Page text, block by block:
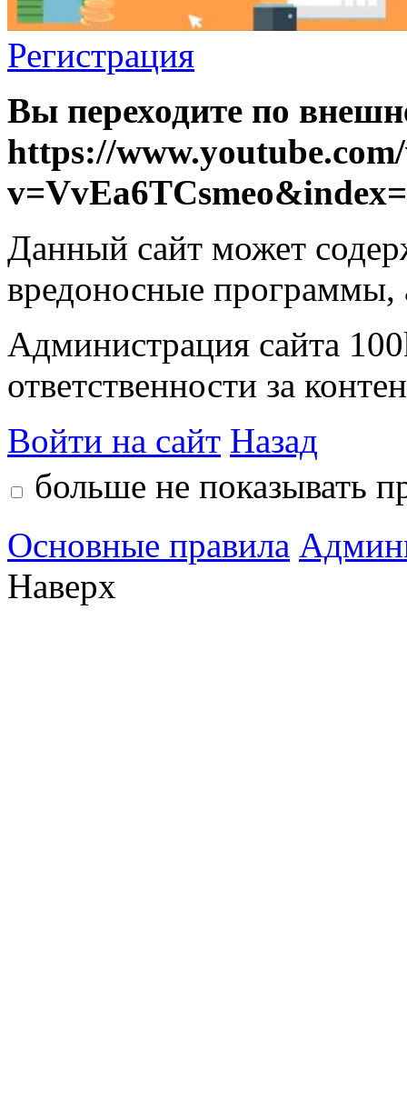
Регистрация
Вы переходите по
https://
Данный сайт может
вредоносные программы,
Администрация сайта
ответственности за
Войти на сайт Назад
больше не показывать
Основные правила
Наверх